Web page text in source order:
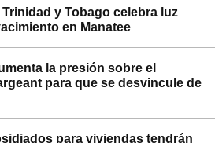
y Tobago celebra luz
en Manatee
la presión sobre el
para que se desvincule de
para viviendas tendrán